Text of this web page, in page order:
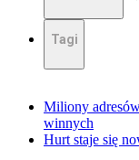
Tagi
Miliony
winnych
Hurt staje się